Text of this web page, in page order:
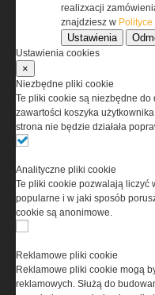
Przeczytaj regulamin
Ta witryna
w tym w sposób
Korzystanie z witryny
cookies oznacza, że
urządzeniu końcowym.
serwisu prosimy o
prywatnościoraz
realizxacji
znajdziesz w
Ustawienia
Ustawienia cookies
×
Niezbędne pliki cookie
Te pliki cookie są niezbędne do
zawartości koszyka
strona nie będzie działała
Analityczne pliki cookie
Te pliki cookie pozwalają liczyć
popularne i w jaki sposób
cookie są anonimowe.
Reklamowe pliki cookie
Reklamowe pliki cookie mogą
reklamowych. Służą do